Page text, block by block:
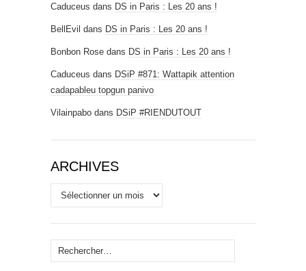
Caduceus dans DS in Paris : Les 20 ans !
BellEvil dans DS in Paris : Les 20 ans !
Bonbon Rose dans DS in Paris : Les 20 ans !
Caduceus dans DSiP #871: Wattapik attention
cadapableu topgun panivo
Vilainpabo dans DSiP #RIENDUTOUT
ARCHIVES
Archives
Rechercher :